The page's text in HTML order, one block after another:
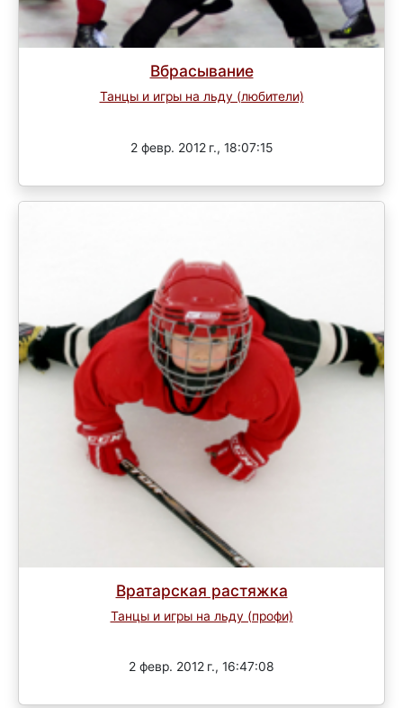
Вбрасывание
Танцы и игры на льду (любители)
2 февр. 2012 г., 18:07:15
Вратарская растяжка
Танцы и игры на льду (профи)
2 февр. 2012 г., 16:47:08